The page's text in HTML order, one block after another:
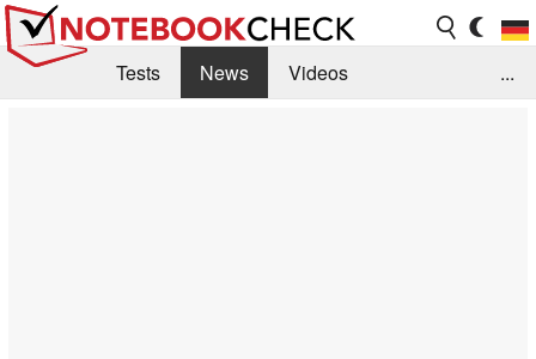
Tests News
Videos
...